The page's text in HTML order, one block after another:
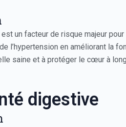
un facteur de risque majeur
l’hypertension en améliorant la
saine et à protéger le cœur à
digestive